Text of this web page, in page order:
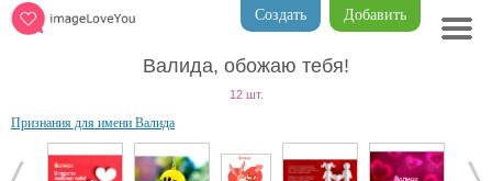
Добавить
Создать
Валида, обожаю тебя!
12 шт.
Признания для имени Валида